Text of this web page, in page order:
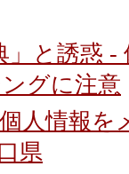
」と誘惑
グに注意
人情報を
県